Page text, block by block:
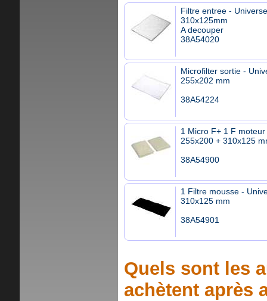
Filtre entree -
310x125mm
A decouper
38A54020
Microfilter sortie -
255x202 mm
38A54224
1 Micro F+ 1 F
255x200 + 310x125
38A54900
1 Filtre mousse -
310x125 mm
38A54901
Quels sont les
achètent après